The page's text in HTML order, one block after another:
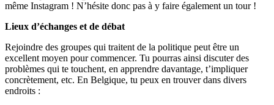
même Instagram ! N’hésite donc pas à y faire également un tour !
Lieux d’échanges et de débat
Rejoindre des groupes qui traitent de la politique peut être un
excellent moyen pour commencer. Tu pourras ainsi discuter des
problèmes qui te touchent, en apprendre davantage, t’impliquer
concrètement, etc. En Belgique, tu peux en trouver dans divers
endroits :